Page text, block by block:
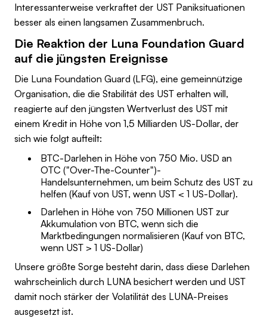
Interessanterweise verkraftet der UST Paniksituationen
besser als einen langsamen Zusammenbruch.
Die Reaktion der Luna Foundation Guard
auf die jüngsten Ereignisse
Die Luna Foundation Guard (LFG), eine gemeinnützige
Organisation, die die Stabilität des UST erhalten will,
reagierte auf den jüngsten Wertverlust des UST mit
einem Kredit in Höhe von 1,5 Milliarden US-Dollar, der
sich wie folgt aufteilt:
BTC-Darlehen in Höhe von 750 Mio. USD an
OTC ("Over-The-Counter")-
Handelsunternehmen, um beim Schutz des UST zu
helfen (Kauf von UST, wenn UST < 1 US-Dollar).
Darlehen in Höhe von 750 Millionen UST zur
Akkumulation von BTC, wenn sich die
Marktbedingungen normalisieren (Kauf von BTC,
wenn UST > 1 US-Dollar)
Unsere größte Sorge besteht darin, dass diese Darlehen
wahrscheinlich durch LUNA besichert werden und UST
damit noch stärker der Volatilität des LUNA-Preises
ausgesetzt ist.